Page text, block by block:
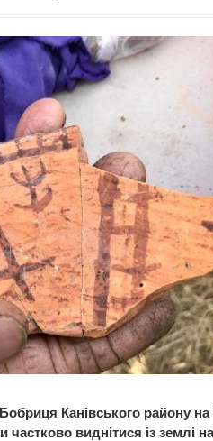
Канівського району
виднітися із землі